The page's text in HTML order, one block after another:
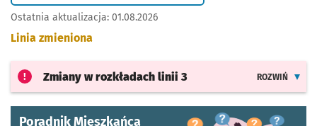
Ostatnia aktualizacja: 01.08.2026
Linia zmieniona
Zmiany w rozkładach linii 3 ROZWIŃ
Poradnik Mieszkańca